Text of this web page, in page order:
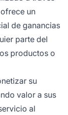
un
de ganancias
parte del
productos o
su
valor a sus
al